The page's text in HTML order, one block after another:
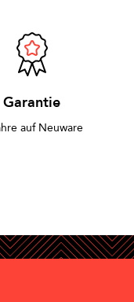
Garantie
auf Neuware